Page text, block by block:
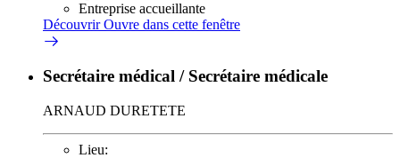
Entreprise accueillante
DécouvrirOuvre dans cette fenêtre
Secrétaire médical / Secrétaire médicale
ARNAUD DURETETE
Lieu: